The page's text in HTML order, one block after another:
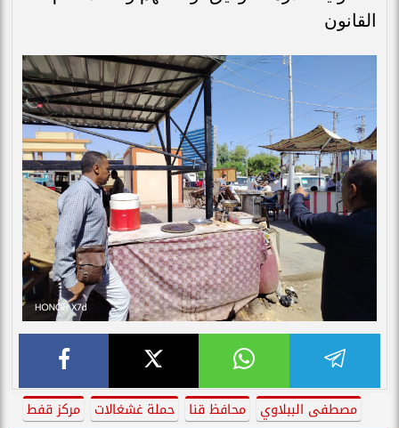
القانون
مصطفى الببلاوي محافظ قنا حملة غشغالات مركز قفط